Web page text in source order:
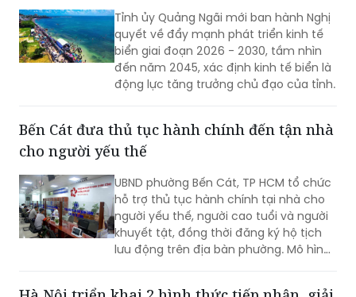
Tỉnh ủy Quảng Ngãi mới ban hành Nghị
quyết về đẩy mạnh phát triển kinh tế
biển giai đoạn 2026 - 2030, tầm nhìn
đến năm 2045, xác định kinh tế biển là
động lực tăng trưởng chủ đạo của tỉnh.
Bến Cát đưa thủ tục hành chính đến tận nhà
cho người yếu thế
UBND phường Bến Cát, TP HCM tổ chức
hỗ trợ thủ tục hành chính tại nhà cho
người yếu thế, người cao tuổi và người
khuyết tật, đồng thời đăng ký hộ tịch
lưu động trên địa bàn phường. Mô hình